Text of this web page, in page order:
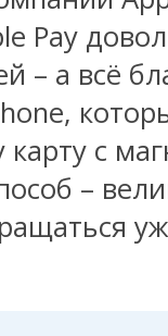
Pay
– а всё
с
–